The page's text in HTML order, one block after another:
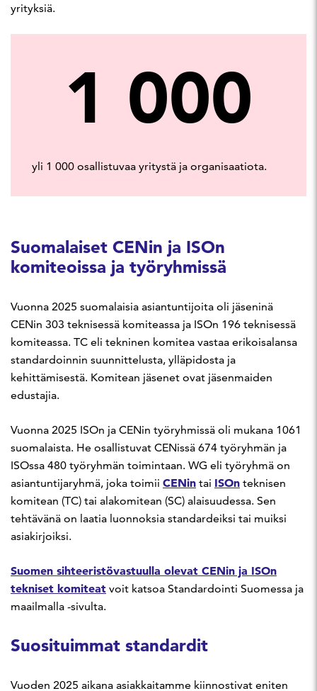
yrityksiä.
1 000
yli 1 000 osallistuvaa yritystä ja organisaatiota.
Suomalaiset CENin ja ISOn
komiteoissa ja työryhmissä
Vuonna 2025 suomalaisia asiantuntijoita oli jäseninä
CENin 303 teknisessä komiteassa ja ISOn 196 teknisessä
komiteassa. TC eli tekninen komitea vastaa erikoisalansa
standardoinnin suunnittelusta, ylläpidosta ja
kehittämisestä. Komitean jäsenet ovat jäsenmaiden
edustajia.
Vuonna 2025 ISOn ja CENin työryhmissä oli mukana 1061
suomalaista. He osallistuvat CENissä 674 työryhmän ja
ISOssa 480 työryhmän toimintaan. WG eli työryhmä on
asiantuntijaryhmä, joka toimii CENin tai ISOn teknisen
komitean (TC) tai alakomitean (SC) alaisuudessa. Sen
tehtävänä on laatia luonnoksia standardeiksi tai muiksi
asiakirjoiksi.
Suomen sihteeristövastuulla olevat CENin ja ISOn
tekniset komiteat voit katsoa Standardointi Suomessa ja
maailmalla -sivulta.
Suosituimmat standardit
Vuoden 2025 aikana asiakkaitamme kiinnostivat eniten